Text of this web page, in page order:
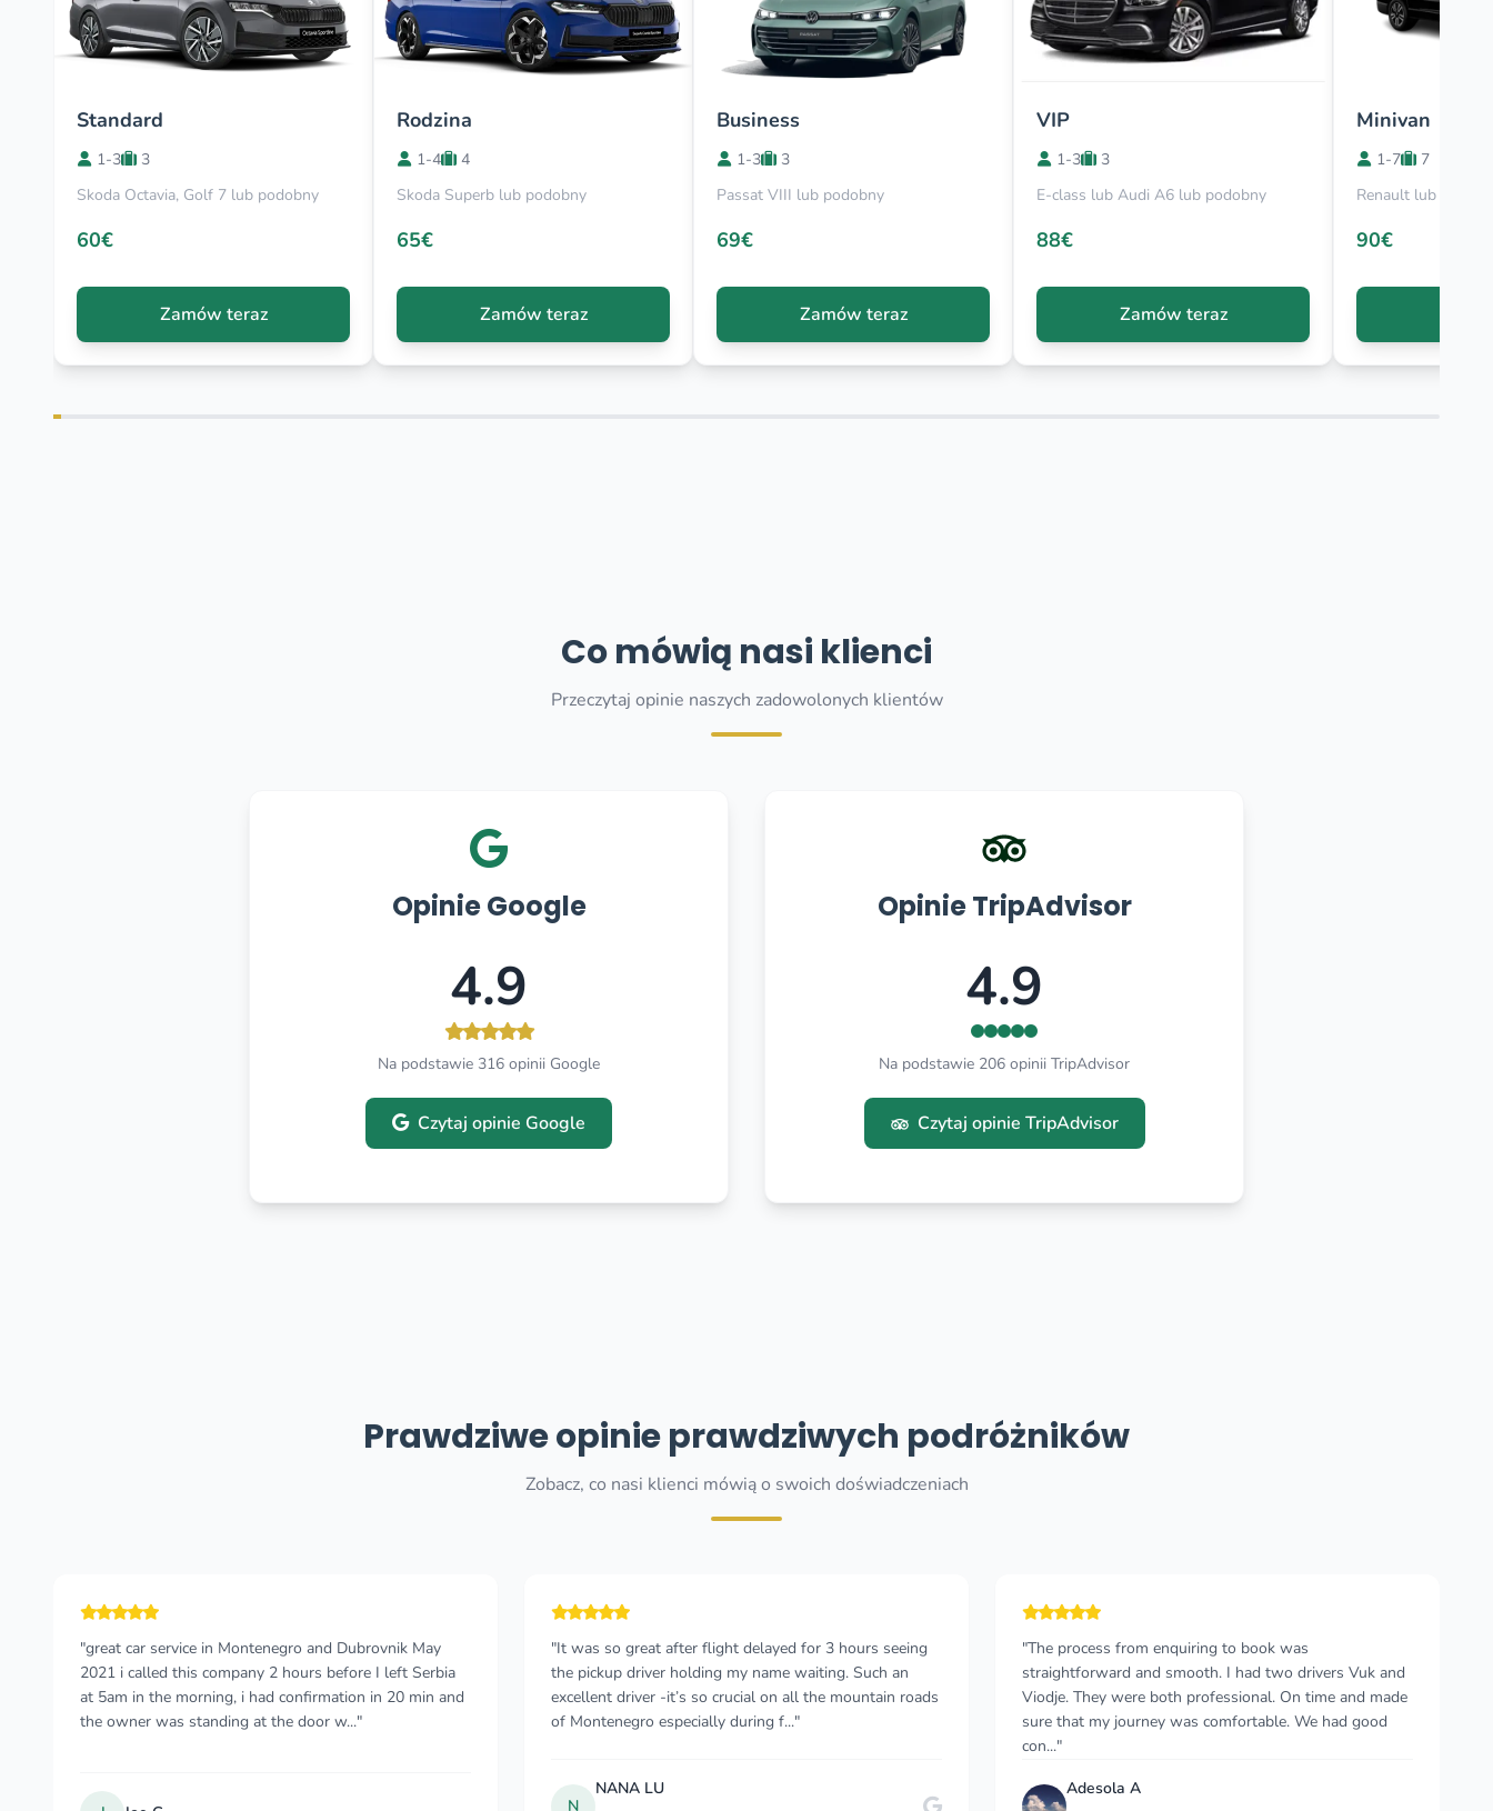
Standard
1-3
3
Skoda Octavia, Golf 7 lub podobny
60€
Zamów teraz
Rodzina
1-4
4
Skoda Superb lub podobny
65€
Zamów teraz
Business
1-3
3
Passat VIII lub podobny
69€
Zamów teraz
VIP
1-3
3
E-class lub Audi A6 lub podobny
88€
Zamów teraz
Minivan
1-7
7
Renault lub Viano
90€
Co mówią nasi klienci
Przeczytaj opinie naszych zadowolonych klientów
Opinie Google
4.9
Na podstawie 316 opinii Google
Czytaj opinie Google
Opinie TripAdvisor
4.9
Na podstawie 206 opinii TripAdvisor
Czytaj opinie TripAdvisor
Prawdziwe opinie prawdziwych podróżników
Zobacz, co nasi klienci mówią o swoich doświadczeniach
"It was so great after flight delayed for 3 hours seeing
the pickup driver holding my name waiting. Such an
excellent driver -it’s so crucial on all the mountain roads
of Montenegro especially during f..."
N
"The process from enquiring to book was
straightforward and smooth. I had two drivers Vuk and
Viodje. They were both professional. On time and made
sure that my journey was comfortable. We had good
Adesola A
"This was my third stay in Montenegro and the second
trip with this taxi. I can only recommend this taxi service,
they are professional, with pleasant drivers and with
relatively good prices. And usual..."
S
Slavomir Balcierak